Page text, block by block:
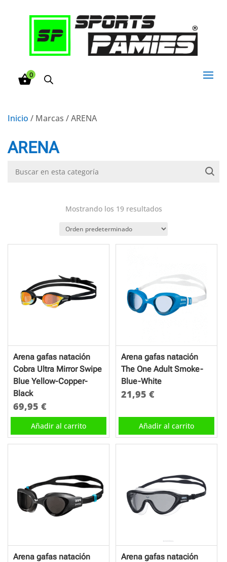
0
Inicio / Marcas / ARENA
ARENA
Mostrando los 19 resultados
Arena gafas natación
Cobra Ultra Mirror Swipe
Blue Yellow-Copper-
Black
69,95 €
Añadir al carrito
Arena gafas natación
The One Adult Smoke-
Blue-White
21,95€
Añadir al carrito
Arena gafas natación
Arena gafas natación